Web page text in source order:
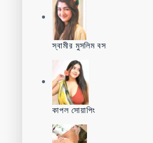
স্বামীর মুসলিম বস
কাপল সোয়াপিং